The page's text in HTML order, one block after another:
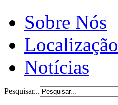
Sobre Nós
Localização
Notícias
Pesquisar...